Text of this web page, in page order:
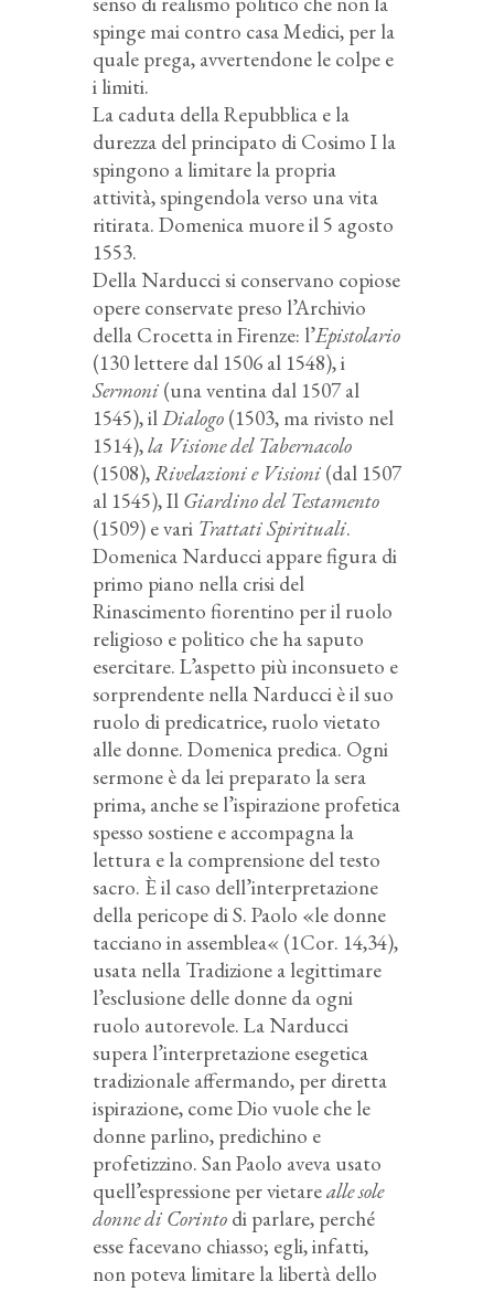
spinge mai contro casa Medici, per la
quale prega, avvertendone le colpe e
i limiti.
La caduta della Repubblica e la
durezza del principato di Cosimo I la
spingono a limitare la propria
attività, spingendola verso una vita
ritirata. Domenica muore il 5 agosto
1553.
Della Narducci si conservano copiose
opere conservate preso l’Archivio
della Crocetta in Firenze: l’Epistolario
(130 lettere dal 1506 al 1548), i
Sermoni (una ventina dal 1507 al
1545), ilDialogo (1503, ma rivisto nel
1514),la Visione del Tabernacolo
(1508),Rivelazioni e Visioni (dal 1507
al 1545), Il Giardino del Testamento
(1509) e vari Trattati Spirituali.
Domenica Narducci appare figura di
primo piano nella crisi del
Rinascimento fiorentino per il ruolo
religioso e politico che ha saputo
esercitare. L’aspetto più inconsueto e
sorprendente nella Narducci è il suo
ruolo di predicatrice, ruolo vietato
alle donne. Domenica predica. Ogni
sermone è da lei preparato la sera
prima, anche se l’ispirazione profetica
spesso sostiene e accompagna la
lettura e la comprensione del testo
sacro. È il caso dell’interpretazione
della pericope di S. Paolo «le donne
tacciano in assemblea« (1Cor. 14,34),
usata nella Tradizione a legittimare
l’esclusione delle donne da ogni
ruolo autorevole. La Narducci
supera l’interpretazione esegetica
tradizionale affermando, per diretta
ispirazione, come Dio vuole che le
donne parlino, predichino e
profetizzino. San Paolo aveva usato
quell’espressione per vietarealle sole
donne di Corinto di parlare, perché
esse facevano chiasso; egli, infatti,
non poteva limitare la libertà dello